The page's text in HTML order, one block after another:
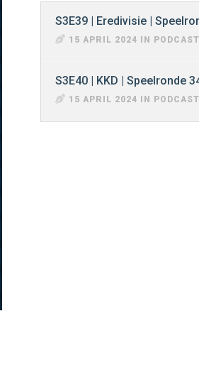
S3E39 | Eredivisie |
15 APRIL 2024 IN PODCAST
S3E40 | KKD | Speelronde
15 APRIL 2024 IN PODCAST